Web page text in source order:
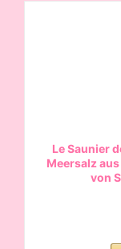
Le Saunier
Meersalz
von